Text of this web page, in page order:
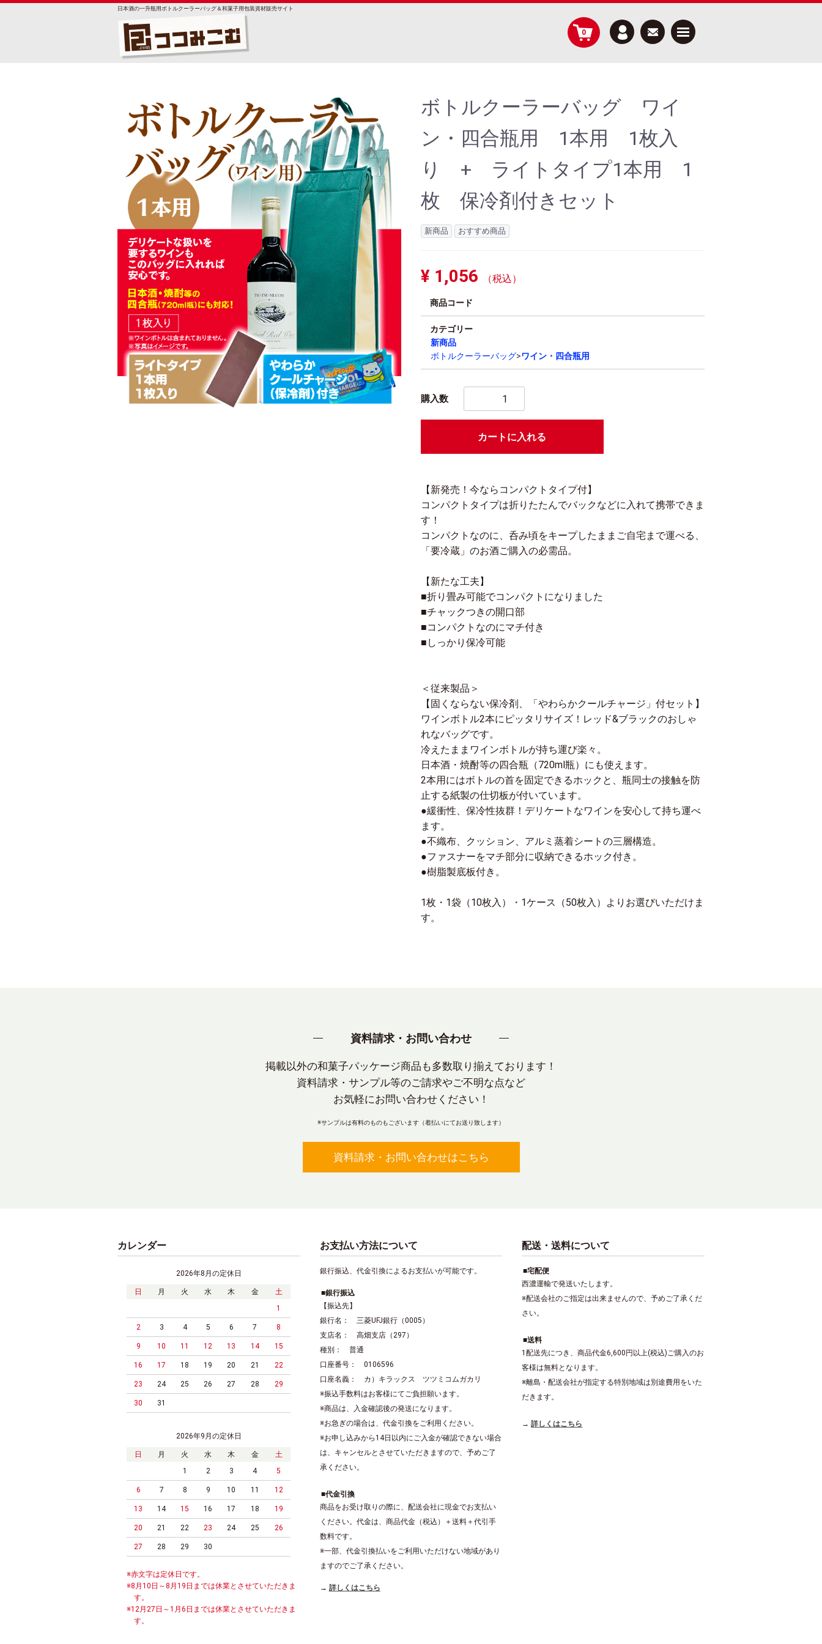
日本酒の一升瓶用ボトルクーラーバッグ＆和菓子用包装資材販売サイト
0 Menu
ボトルクーラーバッグ ワイ
ン・四合瓶用 1本用 1枚入
り + ライトタイプ1本用 1
枚 保冷剤付きセット
新商品 おすすめ商品
¥ 1,056 （税込）
商品コード
カテゴリー
新商品
ボトルクーラーバッグ ワイン・四合瓶用
購入数
カートに入れる
【新発売！今ならコンパクトタイプ付】
コンパクトタイプは折りたたんでバックなどに入れて携帯できま
す！
コンパクトなのに、呑み頃をキープしたままご自宅まで運べる、
「要冷蔵」のお酒ご購入の必需品。
【新たな工夫】
■折り畳み可能でコンパクトになりました
■チャックつきの開口部
■コンパクトなのにマチ付き
■しっかり保冷可能
＜従来製品＞
【固くならない保冷剤、「やわらかクールチャージ」付セット】
ワインボトル2本にピッタリサイズ！レッド&ブラックのおしゃ
れなバッグです。
冷えたままワインボトルが持ち運び楽々。
日本酒・焼酎等の四合瓶（720ml瓶）にも使えます。
2本用にはボトルの首を固定できるホックと、瓶同士の接触を防
止する紙製の仕切板が付いています。
●緩衝性、保冷性抜群！デリケートなワインを安心して持ち運べ
ます。
●不織布、クッション、アルミ蒸着シートの三層構造。
●ファスナーをマチ部分に収納できるホック付き。
●樹脂製底板付き。
1枚・1袋（10枚入）・1ケース（50枚入）よりお選びいただけま
す。
資料請求・お問い合わせ
掲載以外の和菓子パッケージ商品も多数取り揃えております！
資料請求・サンプル等のご請求やご不明な点など
お気軽にお問い合わせください！
※サンプルは有料のものもございます（着払いにてお送り致します）
資料請求・お問い合わせはこちら
カレンダー
2026年8月の定休日
日 月 火 水 木 金
土
1
2 3 4 5 6 7 8
9 10 11 12 13 14 15
16 17 18 19 20 21 22
23 24 25 26 27 28 29
30 31
2026年9月の定休日
日 月 火 水 木 金
土
1
2 3 4 5
6 7 8 9 10 11 12
13 14 15 16 17 18 19
20 21 22 23 24 25 26
27 28 29 30
※赤文字は定休日です。
※8月10日～8月19日までは休業とさせていただきま
す。
※12月27日～1月6日までは休業とさせていただきま
す。
お支払い方法について
銀行振込、代金引換によるお支払いが可能です。
銀行振込
【振込先】
銀行名： 三菱UFJ銀行（0005）
支店名： 高畑支店（297）
種別： 普通
口座番号： 0106596
口座名義： カ）キラックス ツツミコムガカリ
※振込手数料はお客様にてご負担願います。
※商品は、入金確認後の発送になります。
※お急ぎの場合は、代金引換をご利用ください。
※お申し込みから14日以内にご入金が確認できない場合
は、キャンセルとさせていただきますので、予めご了
承ください。
代金引換
商品をお受け取りの際に、配送会社に現金でお支払い
ください。代金は、商品代金（税込）＋送料＋代引手
数料です。
※一部、代金引換払いをご利用いただけない地域があり
ますのでご了承ください。
詳しくはこちら
配送・送料について
宅配便
西濃運輸で発送いたします。
※配送会社のご指定は出来ませんので、予めご了承くだ
さい。
送料
1配送先につき、商品代金6,600円以上(税込)ご購入のお
客様は無料となります。
※離島・配送会社が指定する特別地域は別途費用をいた
だきます。
詳しくはこちら